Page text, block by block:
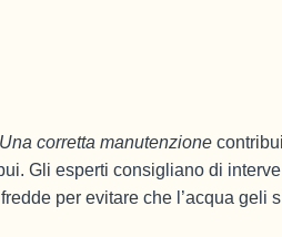
Una corretta manutenzione
Gli esperti consigliano di
per evitare che l’acqua geli